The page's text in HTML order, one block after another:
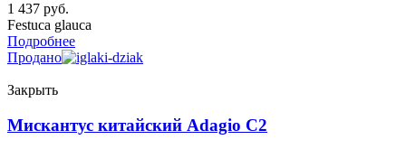
1 437 руб.
Festuca glauca
Подробнее
Продано
Закрыть
Мискантус китайский Adagio C2